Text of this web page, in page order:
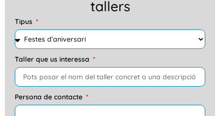
tallers
Tipus
Taller que us interessa
Persona de contacte